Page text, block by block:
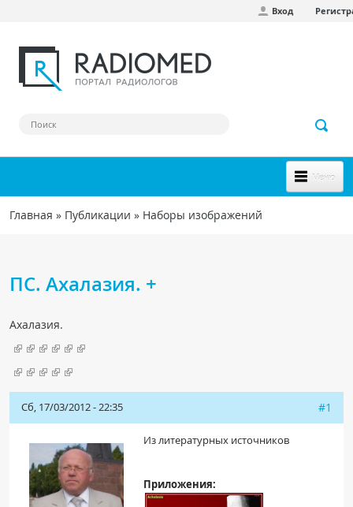
Вход
Меню
НОВОЕ НА САЙТЕ
Форум
Чат RADIOMED
ОБРАЗОВАНИЕ
Интерактивные задания
Презентации
Публикации
Вы здесь
Главная » Публикации » Наборы изображений
ПС. Ахалазия. +
Ахалазия.
Сб, 17/03/2012 - 22:35 #1
Из литературных источников
Приложения: